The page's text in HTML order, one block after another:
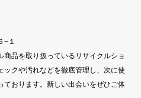
−１
品を取り扱っているリサイクルショ
ックや汚れなどを徹底管理し、次に使
ております。新しい出会いをぜひご体